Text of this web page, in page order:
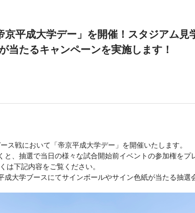
平成大学デー」を開催！スタジアム見
当たるキャンペーンを実施します！
ス戦において「帝京平成大学デー」を開催いたします。
と、抽選で当日の様々な試合開始前イベントの参加権をプ
下記内容をご覧ください。
成大学ブースにてサインボールやサイン色紙が当たる抽選